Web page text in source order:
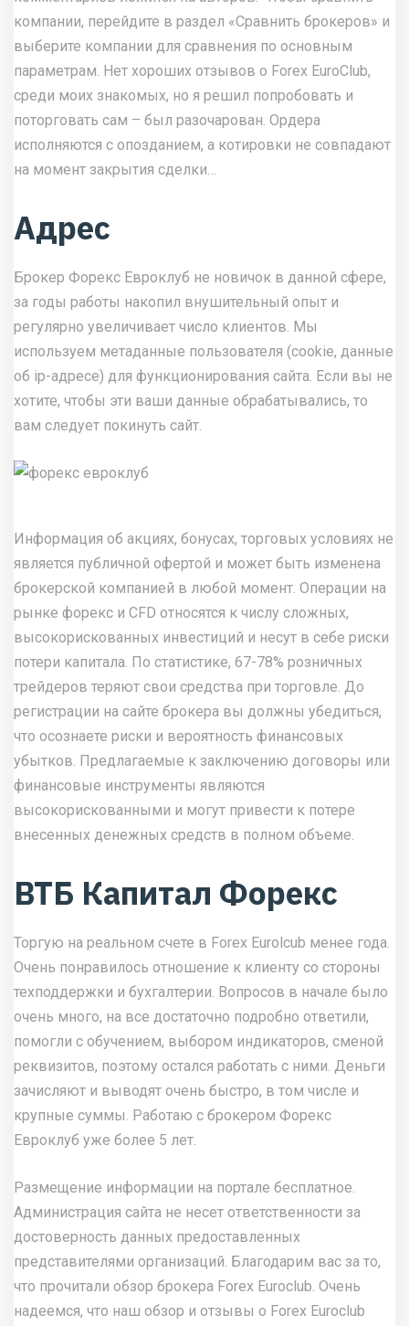
компании, перейдите в раздел «Сравнить брокеров» и
выберите компании для сравнения по основным
параметрам. Нет хороших отзывов о Forex EuroClub,
среди моих знакомых, но я решил попробовать и
поторговать сам – был разочарован. Ордера
исполняются с опозданием, а котировки не совпадают
на момент закрытия сделки…
Адрес
Брокер Форекс Евроклуб не новичок в данной сфере,
за годы работы накопил внушительный опыт и
регулярно увеличивает число клиентов. Мы
используем метаданные пользователя (cookie, данные
об ip-адресе) для функционирования сайта. Если вы не
хотите, чтобы эти ваши данные обрабатывались, то
вам следует покинуть сайт.
Информация об акциях, бонусах, торговых условиях не
является публичной офертой и может быть изменена
брокерской компанией в любой момент. Операции на
рынке форекс и CFD относятся к числу сложных,
высокорискованных инвестиций и несут в себе риски
потери капитала. По статистике, 67-78% розничных
трейдеров теряют свои средства при торговле. До
регистрации на сайте брокера вы должны убедиться,
что осознаете риски и вероятность финансовых
убытков. Предлагаемые к заключению договоры или
финансовые инструменты являются
высокорискованными и могут привести к потере
внесенных денежных средств в полном объеме.
ВТБ Капитал Форекс
Торгую на реальном счете в Forex Eurolcub менее года.
Очень понравилось отношение к клиенту со стороны
техподдержки и бухгалтерии. Вопросов в начале было
очень много, на все достаточно подробно ответили,
помогли с обучением, выбором индикаторов, сменой
реквизитов, поэтому остался работать с ними. Деньги
зачисляют и выводят очень быстро, в том числе и
крупные суммы. Работаю с брокером Форекс
Евроклуб уже более 5 лет.
Размещение информации на портале бесплатное.
Администрация сайта не несет ответственности за
достоверность данных предоставленных
представителями организаций. Благодарим вас за то,
что прочитали обзор брокера Forex Euroclub. Очень
надеемся, что наш обзор и отзывы о Forex Euroclub